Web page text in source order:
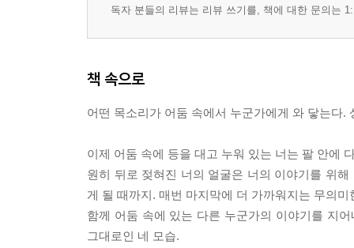
독자 분들의 리뷰는 리뷰 쓰기를, 책에 대한 문의는
책 속으로
어떤 목소리가 어둠 속에서 누군가에게 와 닿는다.
이제 어둠 속에 등을 대고 누워 있는 너는 팔 안에
원히 뒤로 젖혀진 너의 얼굴은 너의 이야기를 위
게 될 때까지. 매번 마지막에 더 가까워지는 무의
함께 어둠 속에 있는 다른 누군가의 이야기를 지
그대로인 네 모습.